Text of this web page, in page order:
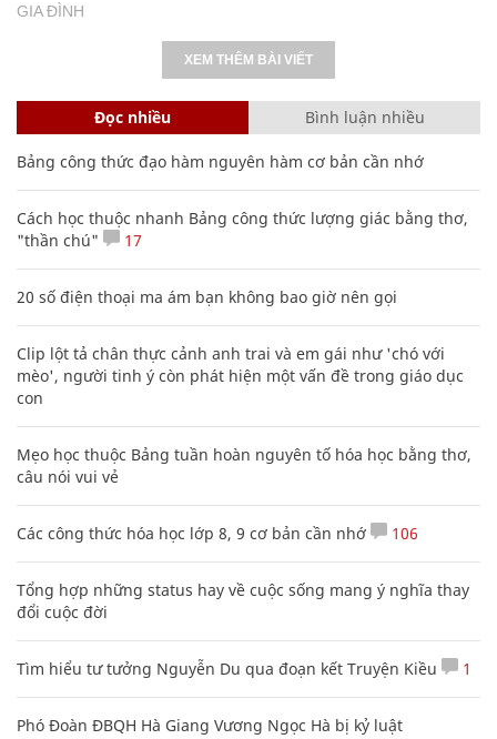
GIA ĐÌNH
XEM THÊM BÀI VIẾT
Đọc nhiều Bình luận nhiều
Bảng công thức đạo hàm nguyên hàm cơ bản cần nhớ
Cách học thuộc nhanh Bảng công thức lượng giác bằng thơ,
"thần chú"
17
20 số điện thoại ma ám bạn không bao giờ nên gọi
Clip lột tả chân thực cảnh anh trai và em gái như 'chó với
mèo', người tinh ý còn phát hiện một vấn đề trong giáo dục
con
Mẹo học thuộc Bảng tuần hoàn nguyên tố hóa học bằng thơ,
câu nói vui vẻ
Các công thức hóa học lớp 8, 9 cơ bản cần nhớ 106
Tổng hợp những status hay về cuộc sống mang ý nghĩa thay
đổi cuộc đời
Tìm hiểu tư tưởng Nguyễn Du qua đoạn kết Truyện Kiều 1
Phó Đoàn ĐBQH Hà Giang Vương Ngọc Hà bị kỷ luật